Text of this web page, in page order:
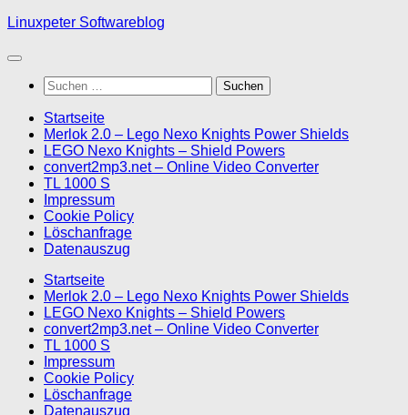
Skip
content
Linuxpeter Softwareblog
Suchen
nach:
Startseite
Merlok 2.0 – Lego Nexo Knights Power Shields
LEGO Nexo Knights – Shield Powers
convert2mp3.net – Online Video Converter
TL 1000 S
Impressum
Cookie Policy
Löschanfrage
Datenauszug
Startseite
Merlok 2.0 – Lego Nexo Knights Power Shields
LEGO Nexo Knights – Shield Powers
convert2mp3.net – Online Video Converter
TL 1000 S
Impressum
Cookie Policy
Löschanfrage
Datenauszug